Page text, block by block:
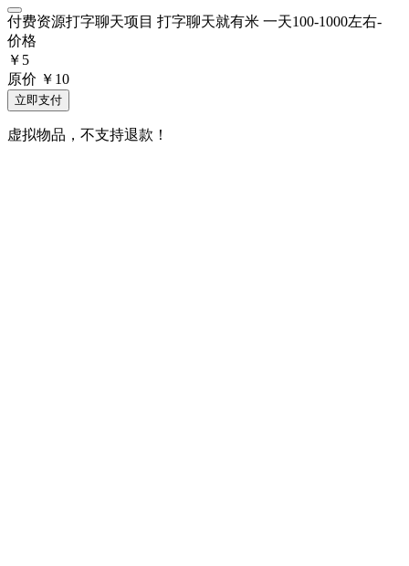
付费资源打字聊天项目 打字聊天就有米 一天100-1000左右-
价格
￥ 5
原价 ￥ 10
立即支付
虚拟物品，不支持退款！